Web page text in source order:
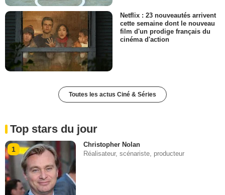
Netflix : 23 nouveautés arrivent
cette semaine dont le nouveau
film d'un prodige français du
cinéma d'action
Toutes les actus Ciné & Séries
Top stars du jour
1
Christopher Nolan
Réalisateur, scénariste, producteur